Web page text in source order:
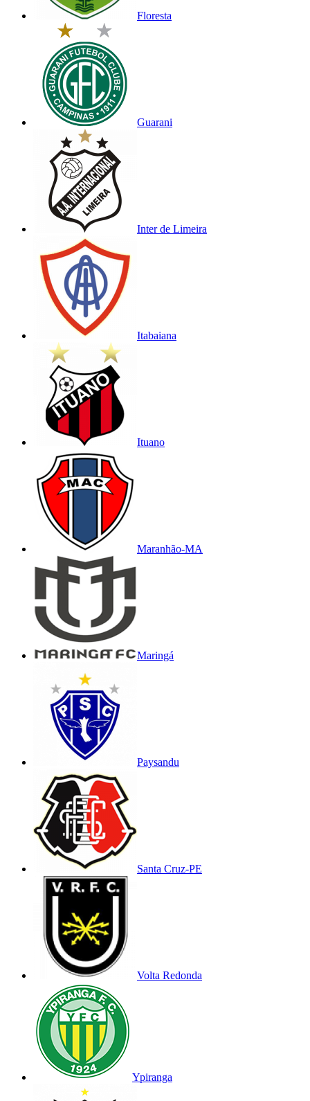
Floresta
Guarani
Inter de Limeira
Itabaiana
Ituano
Maranhão-MA
Maringá
Paysandu
Santa Cruz-PE
Volta Redonda
Ypiranga